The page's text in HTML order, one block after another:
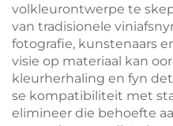
volkleurontwerpe te
van tradisionele
fotografie, kunstenaars
visie op materiaal kan
kleurherhaling en fyn
se kompatibiliteit met
elimineer die behoefte